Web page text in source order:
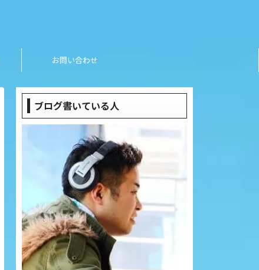
お問い合わせ
ブログ書いている人